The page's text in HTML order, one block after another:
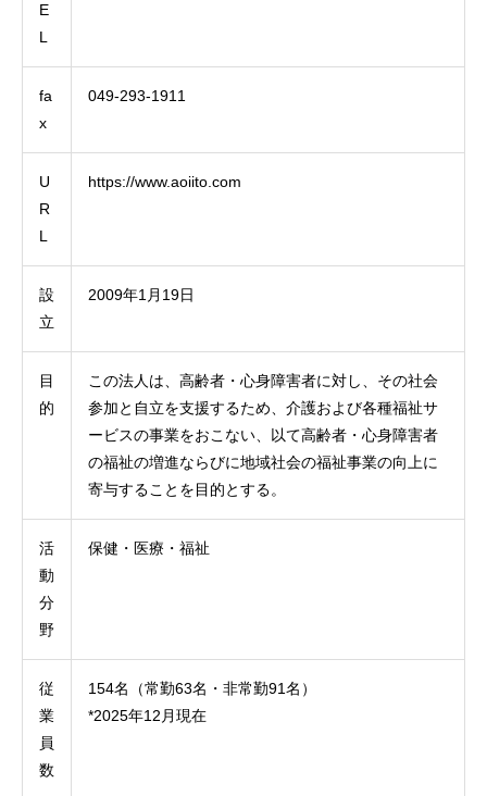
E
L
fa
x
049-293-1911
U
R
L
https://www.aoiito.com
設
立
2009年1月19日
目
的
この法人は、高齢者・心身障害者に対し、その社会
参加と自立を支援するため、介護および各種福祉サ
ービスの事業をおこない、以て高齢者・心身障害者
の福祉の増進ならびに地域社会の福祉事業の向上に
寄与することを目的とする。
活
動
分
野
保健・医療・福祉
従
業
員
数
154名（常勤63名・非常勤91名）
*2025年12月現在